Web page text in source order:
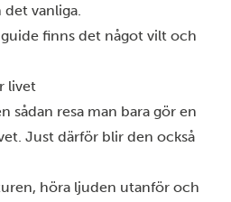
vanliga.
finns det något vilt och
livet
sådan resa man bara gör en
Just därför blir den också
höra ljuden utanför och